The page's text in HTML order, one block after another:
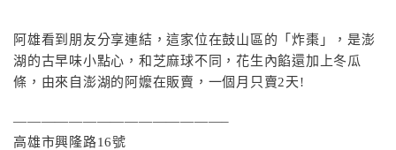
阿雄看到朋友分享連結，這家位在鼓山區的「炸棗」，是澎
湖的古早味小點心，和芝麻球不同，花生內餡還加上冬瓜
條，由來自澎湖的阿嬤在販賣，一個月只賣2天!
———————————————–
高雄市興隆路16號